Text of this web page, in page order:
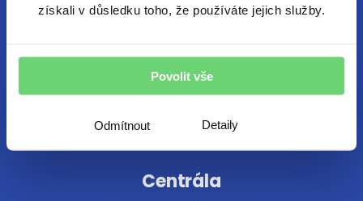
Detaily
získali v důsledku toho, že používáte jejich služby.
Povolit vše
Odmítnout
Centrála